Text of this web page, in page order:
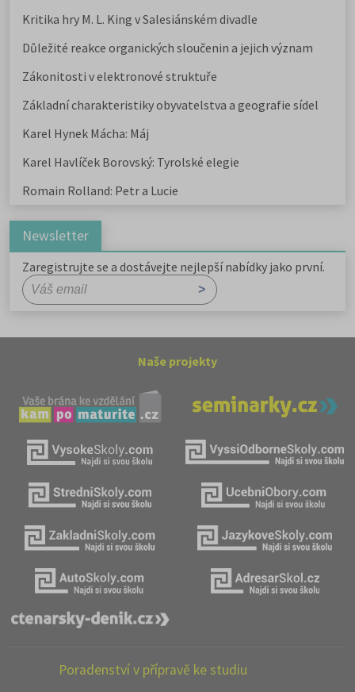
Kritika hry M. L. King v Salesiánském divadle
Důležité reakce organických sloučenin a jejich význam
Zákonitosti v elektronové struktuře
Základní charakteristiky obyvatelstva a geografie sídel
Karel Hynek Mácha: Máj
Karel Havlíček Borovský: Tyrolské elegie
Romain Rolland: Petr a Lucie
Newsletter
Zaregistrujte se a dostávejte nejlepší nabídky jako první.
Naše projekty
Poradenství v přípravě ke studiu